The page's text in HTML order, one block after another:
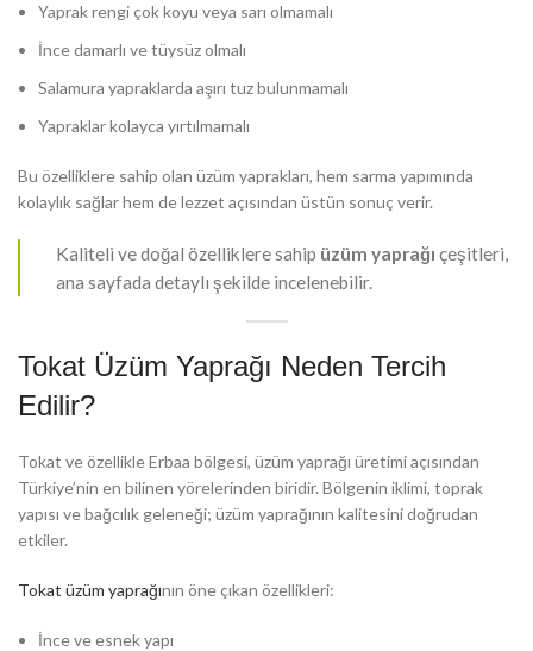
Yaprak rengi çok koyu veya sarı olmamalı
İnce damarlı ve tüysüz olmalı
Salamura yapraklarda aşırı tuz bulunmamalı
Yapraklar kolayca yırtılmamalı
Bu özelliklere sahip olan üzüm yaprakları, hem sarma yapımında
kolaylık sağlar hem de lezzet açısından üstün sonuç verir.
Kaliteli ve doğal özelliklere sahip üzüm yaprağı çeşitleri,
ana sayfada detaylı şekilde incelenebilir.
Tokat Üzüm Yaprağı Neden Tercih
Edilir?
Tokat ve özellikle Erbaa bölgesi, üzüm yaprağı üretimi açısından
Türkiye’nin en bilinen yörelerinden biridir. Bölgenin iklimi, toprak
yapısı ve bağcılık geleneği; üzüm yaprağının kalitesini doğrudan
etkiler.
Tokat üzüm yaprağının öne çıkan özellikleri:
İnce ve esnek yapı